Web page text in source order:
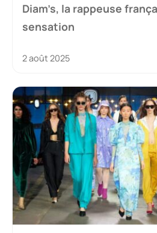
Diam’s, la rappeuse
sensation
2 août 2025